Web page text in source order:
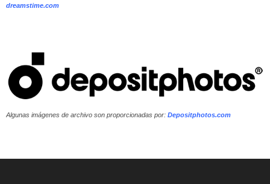
dreamstime.com
Algunas imágenes de archivo son proporcionadas por: Depositphotos.com